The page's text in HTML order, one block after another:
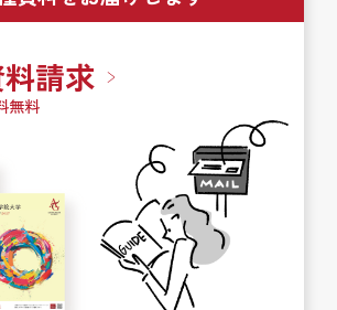
請求
無料